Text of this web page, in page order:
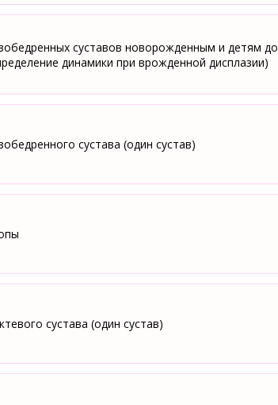
суставов новорожденным и детям до
динамики при врожденной дисплазии)
сустава (один сустав)
сустава (один сустав)